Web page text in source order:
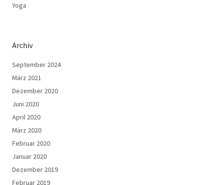
Yoga
Archiv
September 2024
März 2021
Dezember 2020
Juni 2020
April 2020
März 2020
Februar 2020
Januar 2020
Dezember 2019
Februar 2019